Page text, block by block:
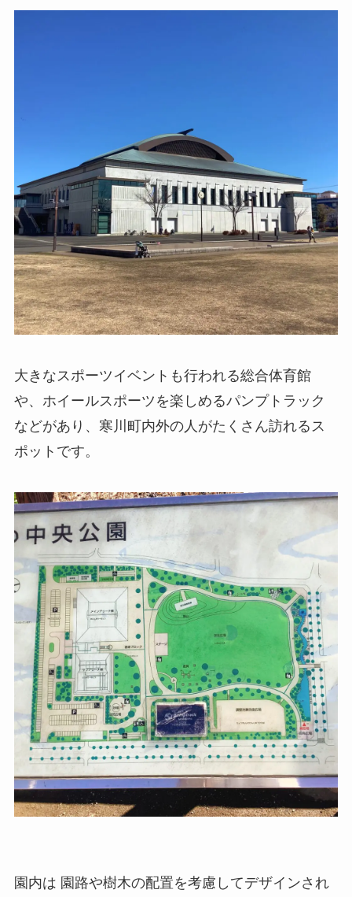
大きなスポーツイベントも行われる総合体育館
や、ホイールスポーツを楽しめるパンプトラック
などがあり、寒川町内外の人がたくさん訪れるス
ポットです。
園内は 園路や樹木の配置を考慮してデザインされ